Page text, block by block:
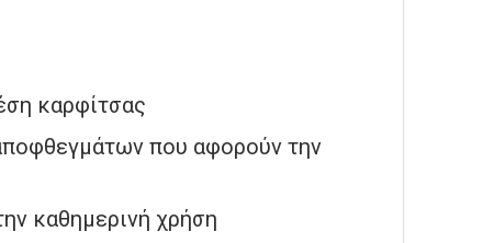
καρφίτσας
που αφορούν την
καθημερινή χρήση